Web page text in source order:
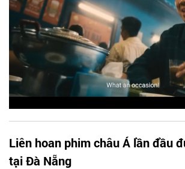
Liên hoan phim châu Á lần đầu
tại Đà Nẵng